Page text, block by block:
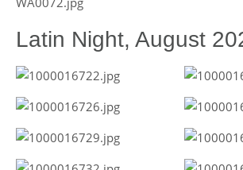
Latin Night, August